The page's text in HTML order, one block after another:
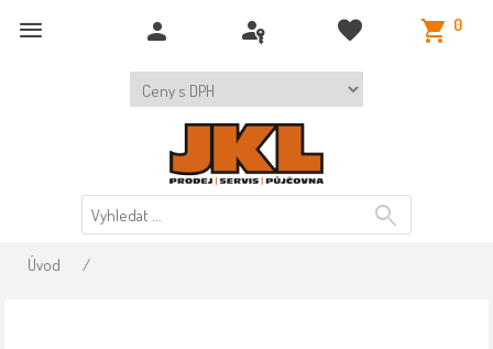
0
Úvod /